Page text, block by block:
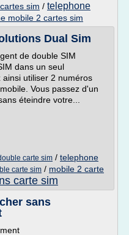
sim / telephone
mobile 2 cartes sim
Dual Sim
de double SIM
dans un seul
utiliser 2 numéros
Vous passez d'un
éteindre votre...
carte sim / telephone
carte sim / mobile 2 carte
carte sim
sans